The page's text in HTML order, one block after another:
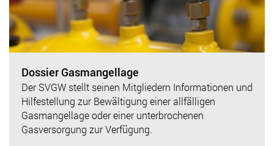
Dossier Gasmangellage
Der SVGW stellt seinen Mitgliedern Informationen und
Hilfestellung zur Bewältigung einer allfälligen
Gasmangellage oder einer unterbrochenen
Gasversorgung zur Verfügung.